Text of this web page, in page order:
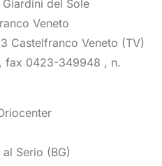
del Sole
Veneto
Castelfranco Veneto (TV)
fax 0423-349948 , n.
Serio (BG)